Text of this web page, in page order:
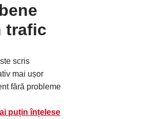
trafic
scris
mai ușor
fără probleme
puțin înțelese